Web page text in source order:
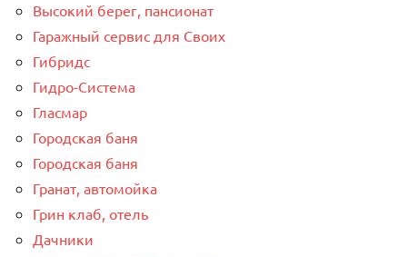
Высокий берег, пансионат
Гаражный сервис для Своих
Гибридс
Гидро-Система
Гласмар
Городская баня
Городская баня
Гранат, автомойка
Грин клаб, отель
Дачники